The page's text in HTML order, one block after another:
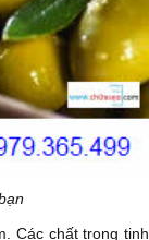
Các chất trong tinh